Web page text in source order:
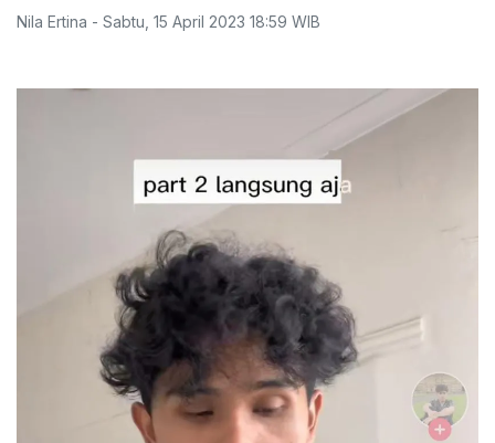
Nila Ertina - Sabtu 15 April 2023 18:59 WIB